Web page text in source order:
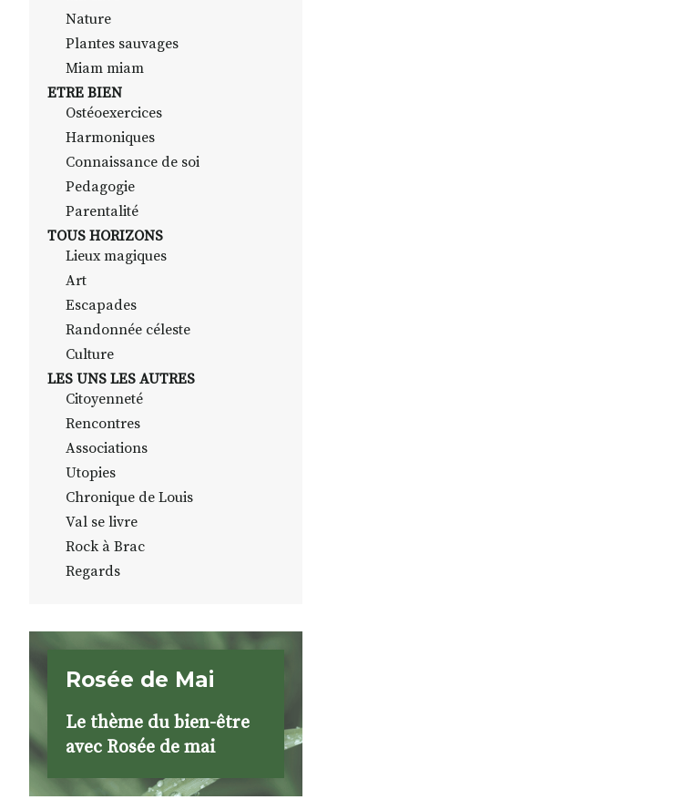
Nature
Plantes sauvages
Miam miam
ETRE BIEN
Ostéoexercices
Harmoniques
Connaissance de soi
Pedagogie
Parentalité
TOUS HORIZONS
Lieux magiques
Art
Escapades
Randonnée céleste
Culture
LES UNS LES AUTRES
Citoyenneté
Rencontres
Associations
Utopies
Chronique de Louis
Val se livre
Rock à Brac
Regards
Rosée de Mai
Le thème du bien-être
avec Rosée de mai